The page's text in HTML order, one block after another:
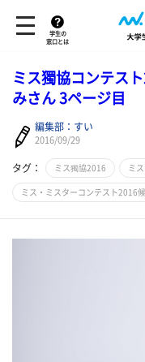
学生の
窓口とは
ミス獨協コンテス
みさん 3ページ目
編集部：すい
2016/09/29
タグ： ミス獨協2016 ミ
ミス・ミスターコンテスト2016